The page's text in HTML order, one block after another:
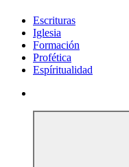
Escrituras
Iglesia
Formación
Profética
Espíritualidad